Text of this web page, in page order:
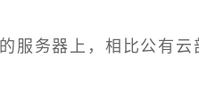
服务器上，相比公有云